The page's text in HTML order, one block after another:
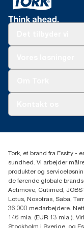
sæbedosering på 1,5
er baseret på et
i carbon-
Smiley-rapport
(+45) 48 16 82 44
Professional
Gydevang 33
DK-3450 Allerød
Tork, et brand fra Essity -
sundhed. Vi arbejder
produkter og
de førende globale
Actimove, Cutimed,
Lotus, Nosotras, Saba,
36.000 medarbejdere.
146 mia. (EUR 13 mia.).
Stockholm i Sverige, og